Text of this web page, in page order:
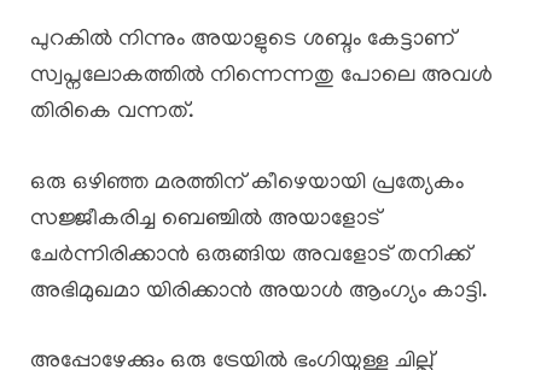
പുറകിൽ നിന്നും അയാളുടെ ശബ്ദം കേട്ടാണ്
സ്വപ്നലോകത്തിൽ നിന്നെന്നതു പോലെ അവൾ
തിരികെ വന്നത്.
ഒരു ഒഴിഞ്ഞ മരത്തിന് കീഴെയായി പ്രത്യേകം
സജ്ജീകരിച്ച ബെഞ്ചിൽ അയാളോട്
ചേർന്നിരിക്കാൻ ഒരുങ്ങിയ അവളോട് തനിക്ക്
അഭിമുഖമാ യിരിക്കാൻ അയാൾ ആംഗ്യം കാട്ടി.
അപ്പോഴേക്കും ഒരു ട്രേയിൽ ഭംഗിയുള്ള ചില്ല്